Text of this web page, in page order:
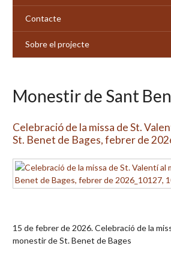
Contacte
Sobre el projecte
Monestir de Sant
Celebració de la missa de St.
St. Benet de Bages, febrer de
15 de febrer de 2026. Celebració de la
monestir de St. Benet de Bages